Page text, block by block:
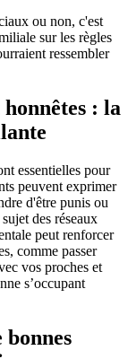
ou non, c'est
sur les règles
ressembler
honnêtes : la
essentielles pour
peuvent exprimer
d'être punis ou
des réseaux
peut renforcer
comme passer
vos proches et
s’occupant
bonnes